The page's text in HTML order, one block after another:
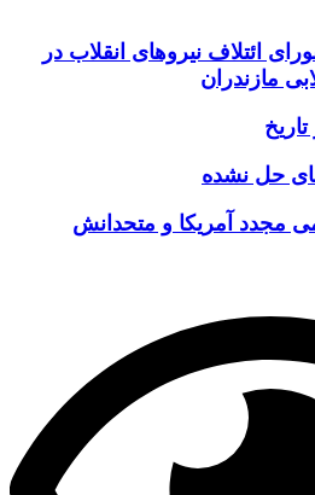
ائتلاف نیروهای انقلاب در
مازندران
حل نشده
مجدد آمریکا و متحدانش